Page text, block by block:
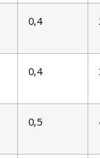
0,4
0,4
0,5